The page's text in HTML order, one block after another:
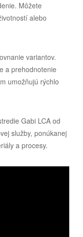
Môžete
alebo
variantov.
a prehodnotenie
umožňujú rýchlo
Gabi LCA od
služby, ponúkanej
a procesy.